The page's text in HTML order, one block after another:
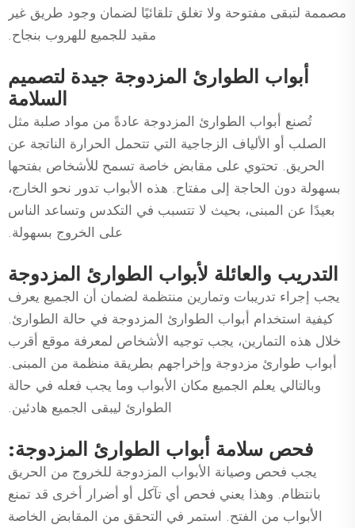
مصممة لتبقى مفتوحة ولا تغلق تلقائيًا لضمان وجود طريق غير
مقيد للجميع للهروب بنجاح.
أبواب الطوارئ المزدوجة جيدة لتصميم
السلامة
تُصنع أبواب الطوارئ المزدوجة عادةً من مواد صلبة مثل
الصلب أو الألياف الزجاجية التي تتحمل الحرارة الناتجة عن
الحريق. تحتوي على مقابض خاصة تسمح للأشخاص بفتحها
بسهولة دون الحاجة إلى مفتاح. هذه الأبواب تدور نحو الخارج،
بعيدًا عن المبنى، بحيث لا تتسبب في التكدس وتساعد الناس
على الخروج بسهولة.
التدريب والعائلة لأبواب الطوارئ المزدوجة
يجب إجراء تدريبات وتمارين منتظمة لضمان أن الجميع يعرف
كيفية استخدام أبواب الطوارئ المزدوجة في حالة الطوارئ.
خلال هذه التمارين، يجب توجيه الأشخاص لمعرفة موقع أقرب
أبواب طوارئ مزدوجة وإخراجهم بطريقة منظمة من المبنى.
وبالتالي يعلم الجميع مكان الأبواب وما يجب فعله في حالة
الطوارئ ليبقى الجميع هادئين.
فحص سلامة أبواب الطوارئ المزدوجة:
يجب فحص وصيانة الأبواب المزدوجة للخروج من الحريق
بانتظام. وهذا يعني فحص أي تآكل أو أضرار أخرى قد تمنع
الأبواب من الفتح. استمر في التحقق من المقابض الخاصة